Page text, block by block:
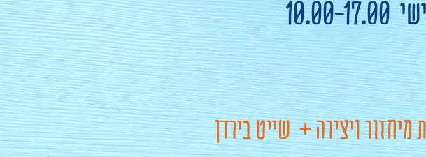
ויצירה + שייט בירדן